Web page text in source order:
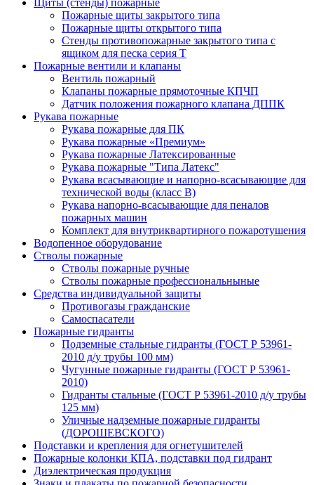
Щиты (стенды) пожарные
Пожарные щиты закрытого типа
Пожарные щиты открытого типа
Стенды противопожарные закрытого типа с
ящиком для песка серия Т
Пожарные вентили и клапаны
Вентиль пожарный
Клапаны пожарные прямоточные КПЧП
Датчик положения пожарного клапана ДППК
Рукава пожарные
Рукава пожарные для ПК
Рукава пожарные «Премиум»
Рукава пожарные Латексированные
Рукава пожарные "Типа Латекс"
Рукава всасывающие и напорно-всасывающие для
технической воды (класс В)
Рукава напорно-всасывающие для пеналов
пожарных машин
Комплект для внутриквартирного пожаротушения
Водопенное оборудование
Стволы пожарные
Стволы пожарные ручные
Стволы пожарные профессиональныные
Средства индивидуальной защиты
Противогазы гражданские
Самоспасатели
Пожарные гидранты
Подземные стальные гидранты (ГОСТ Р 53961-
2010 д/у трубы 100 мм)
Чугунные пожарные гидранты (ГОСТ Р 53961-
2010)
Гидранты стальные (ГОСТ Р 53961-2010 д/у трубы
125 мм)
Уличные надземные пожарные гидранты
(ДОРОШЕВСКОГО)
Подставки и крепления для огнетушителей
Пожарные колонки КПА, подставки под гидрант
Диэлектрическая продукция